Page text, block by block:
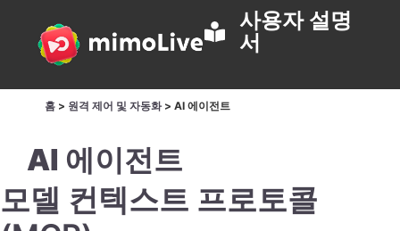
사용자 설명
서
홈 > 원격 제어 및 자동화> AI 에이전트
AI 에이전트
모델 컨텍스트 프로토콜